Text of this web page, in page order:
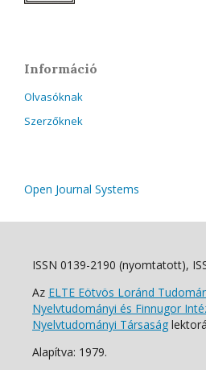
Információ
Olvasóknak
Szerzőknek
Open Journal Systems
ISSN 0139-2190 (nyomtatott),
Az ELTE Eötvös Loránd
Nyelvtudományi és Finnugor
Nyelvtudományi Társaság
Alapítva: 1979.